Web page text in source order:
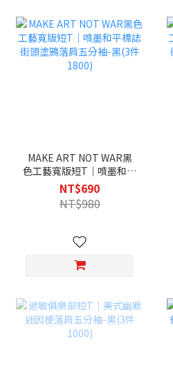
MAKE ART NOT WAR黑
色工藝寬版短T｜噴墨和平
標誌街頭塗鴉落肩五分袖-
黑(3件1800)
NT$690
NT$980